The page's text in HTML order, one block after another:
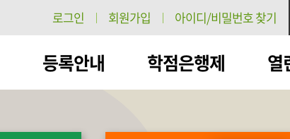
로그인 회원가입 아이디/비밀번호 찾기
등록안내 학점은행제 열